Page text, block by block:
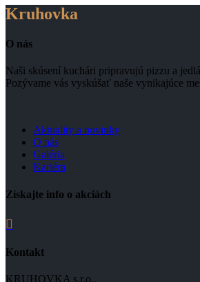
Kruhovka
O nás
Naši skúsení kuchári pripravujú pizzu a
Pozývame vás vyskúšať naše vynikajúce
Aktuality a novinky
O nás
Galéria
Kariéra
Získajte info o akciách

Kontakt
KRUHOVKA s.r.o.,